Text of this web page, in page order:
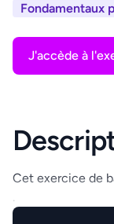
J'accède à
Cet exercice de
.